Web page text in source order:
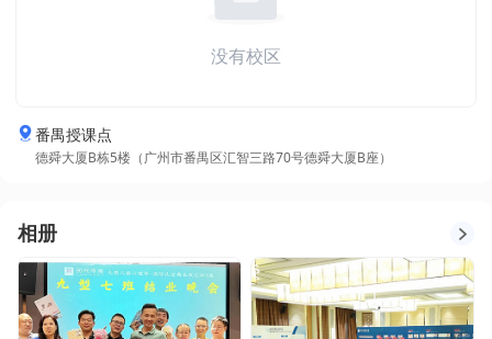
没有校区
番禺授课点
德舜大厦B栋5楼（广州市番禺区汇智三路70号德舜大厦B座）
相册